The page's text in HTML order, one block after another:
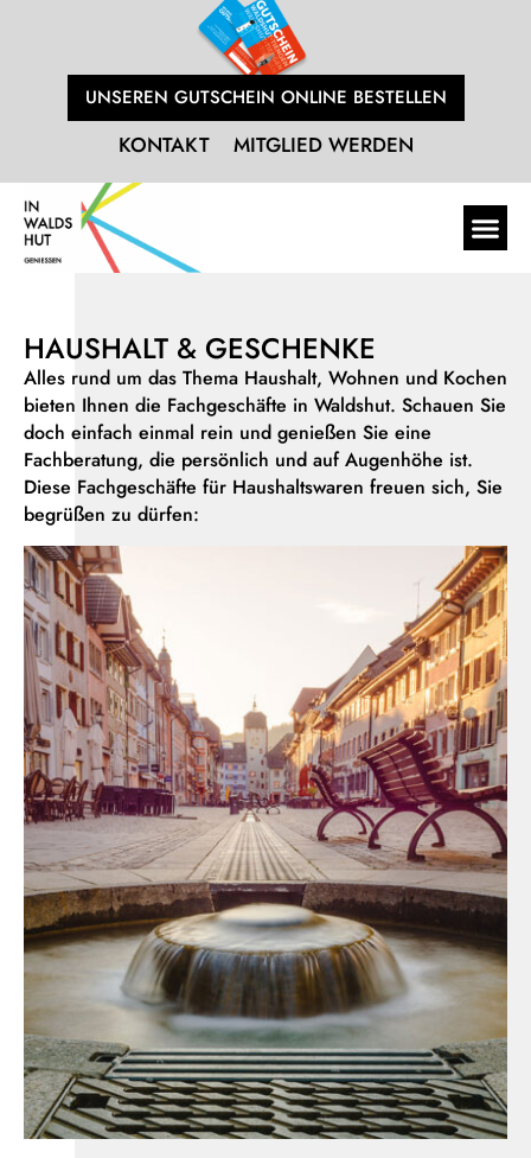
UNSEREN GUTSCHEIN ONLINE BESTELLEN
KONTAKT MITGLIED WERDEN
HAUSHALT & GESCHENKE
Alles rund um das Thema Haushalt, Wohnen und Kochen
bieten Ihnen die Fachgeschäfte in Waldshut. Schauen Sie
doch einfach einmal rein und genießen Sie eine
Fachberatung, die persönlich und auf Augenhöhe ist.
Diese Fachgeschäfte für Haushaltswaren freuen sich, Sie
begrüßen zu dürfen: